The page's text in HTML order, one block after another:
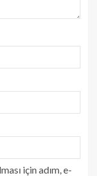
için adım, e-